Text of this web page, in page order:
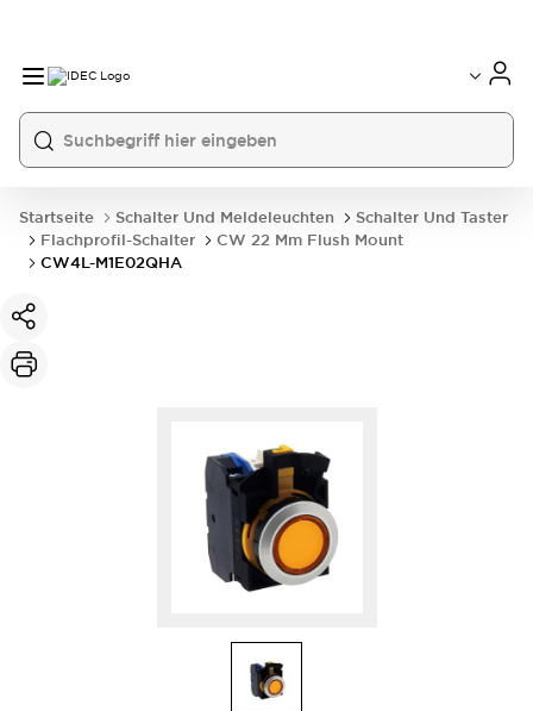
Startseite Schalter Und Meldeleuchten
Schalter Und Taster
Flachprofil-Schalter
CW 22 Mm Flush Mount
CW4L-M1E02QHA